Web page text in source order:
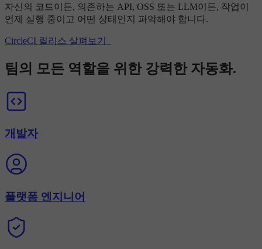
자신의 코드이든, 의존하는 API, OSS 또는 LLM이든, 작업이
언제 실행 중이고 어떤 상태인지 파악해야 합니다.
CircleCI 릴리스 살펴보기
팀의 모든 역할을 위한 강력한 자동화.
개발자
플랫폼 엔지니어